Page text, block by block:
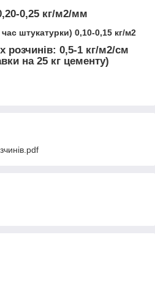
0,25 кг/м2/мм
штукатурки) 0,10-0,15 кг/м2
розчинів: 0,5-1 кг/м2/см
на 25 кг цементу)